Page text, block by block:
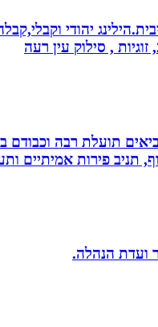
יהודי
, סילוק עין רעה
מביאים תועלת רבה
תניב פירות אמיתיים
ועדת הנהלה.